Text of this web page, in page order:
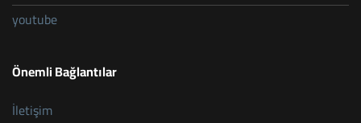
youtube
Önemli Bağlantılar
İletişim